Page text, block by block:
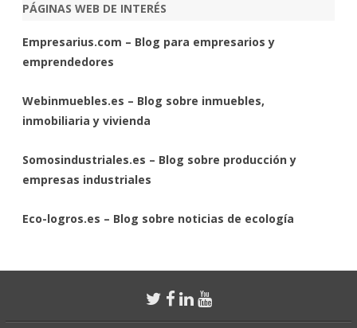
PÁGINAS WEB DE INTERÉS
Empresarius.com – Blog para empresarios y
emprendedores
Webinmuebles.es – Blog sobre inmuebles,
inmobiliaria y vivienda
Somosindustriales.es – Blog sobre producción y
empresas industriales
Eco-logros.es – Blog sobre noticias de ecología